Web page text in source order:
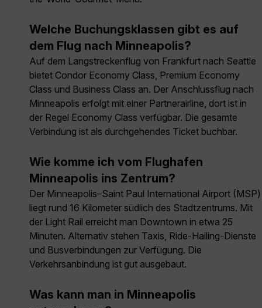
Welche Buchungsklassen gibt es auf
dem Flug nach Minneapolis?
Auf dem Langstreckenflug von Frankfurt nach Seattle
bietet Condor Economy Class, Premium Economy
Class und Business Class an. Der Anschlussflug nach
Minneapolis erfolgt mit einer Partnerairline, dort ist in
der Regel Economy Class verfügbar. Die gesamte
Verbindung ist als durchgehendes Ticket buchbar.
Wie komme ich vom Flughafen
Minneapolis ins Zentrum?
Der Minneapolis–Saint Paul International Airport (MSP)
liegt rund 16 Kilometer südlich des Stadtzentrums. Mit
der Light Rail erreicht man Downtown in etwa 25
Minuten. Alternativ stehen Taxis, Ride-Hailing-Dienste
und Busverbindungen zur Verfügung. Die
Verkehrsanbindung ist gut ausgebaut.
Was kann man in Minneapolis